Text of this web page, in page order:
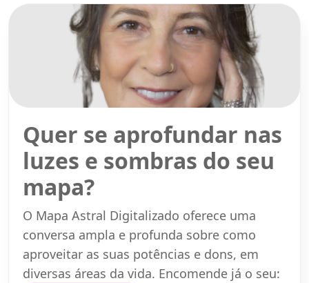
Quer se aprofundar nas
luzes e sombras do seu
mapa?
O Mapa Astral Digitalizado oferece uma
conversa ampla e profunda sobre como
aproveitar as suas potências e dons, em
diversas áreas da vida. Encomende já o seu: